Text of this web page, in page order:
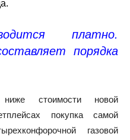
платно.
порядка
стоимости новой
покупка самой
газовой